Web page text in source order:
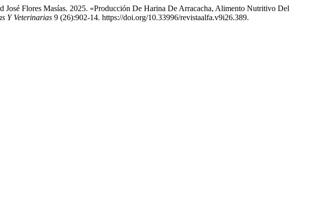
Flores Masías. 2025. «Producción De Harina De Arracacha, Alimento Nutritivo Del
Y Veterinarias 9 (26):902-14. https://doi.org/10.33996/revistaalfa.v9i26.389.